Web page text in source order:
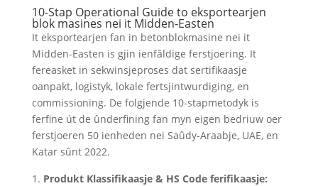
10-Stap Operational Guide to eksportearjen
blok masines nei it Midden-Easten
It eksportearjen fan in betonblokmasine nei it
Midden-Easten is gjin ienfâldige ferstjoering. It
fereasket in sekwinsjeproses dat sertifikaasje
oanpakt, logistyk, lokale fertsjintwurdiging, en
commissioning. De folgjende 10-stapmetodyk is
ferfine út de ûnderfining fan myn eigen bedriuw oer
ferstjoeren 50 ienheden nei Saûdy-Araabje, UAE, en
Katar sûnt 2022.
Produkt Klassifikaasje & HS Code ferifikaasje: